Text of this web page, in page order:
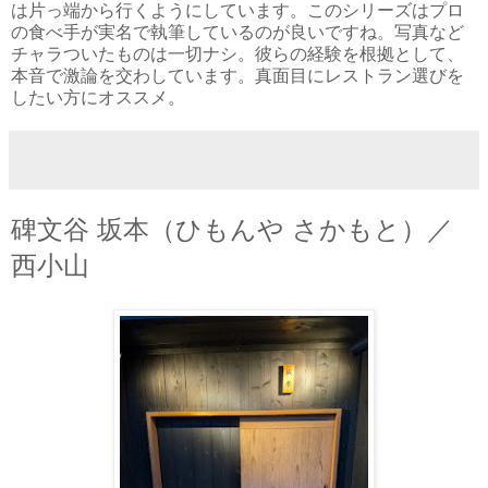
は片っ端から行くようにしています。このシリーズはプロ
の食べ手が実名で執筆しているのが良いですね。写真など
チャラついたものは一切ナシ。彼らの経験を根拠として、
本音で激論を交わしています。真面目にレストラン選びを
したい方にオススメ。
碑文谷 坂本（ひもんや さかもと）／
西小山